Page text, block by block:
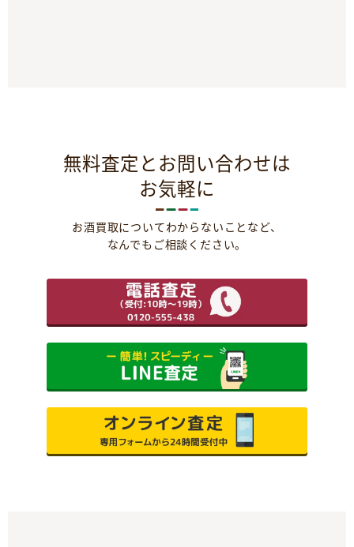
無料査定とお問い合わせは
お気軽に
お酒買取についてわからないことなど、
なんでもご相談ください。